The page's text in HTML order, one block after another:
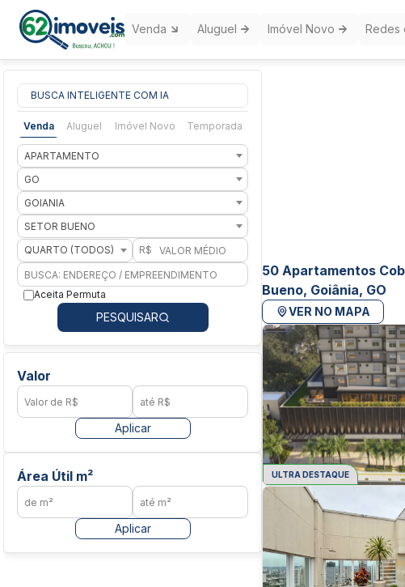
Venda Aluguel Imóvel Novo Redes
BUSCA INTELIGENTE COM IA
Venda Aluguel Imóvel Novo Temporada
APARTAMENTO
GO
GOIANIA
SETOR BUENO
QUARTO (TODOS)
R$
Aceita Permuta
PESQUISAR
Valor
Aplicar
Área Útil m²
Aplicar
50 Apartamentos
Bueno, Goiânia, GO
VER NO MAPA
ULTRA DESTAQUE